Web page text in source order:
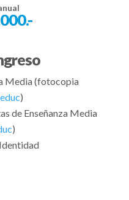
Media (fotocopia
)
de Enseñanza Media
)